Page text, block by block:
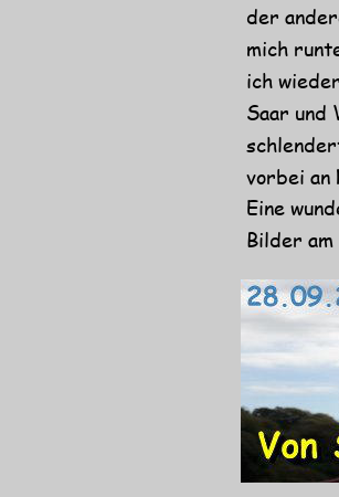
der
mich
ich
Saar und
vorbei an
Eine
Bilder am